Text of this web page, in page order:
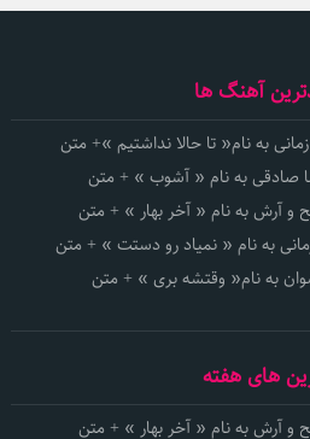
آهنگ ها
به نام« تا حالا نداشتیم »+ متن
صادقی به نام « آشوب » + متن
و آرش به نام « آخر بهار » + متن
به نام « نمیاد رو دستت » + متن
به نام« وقتشه بری » + متن
های هفته
و آرش به نام « آخر بهار » + متن